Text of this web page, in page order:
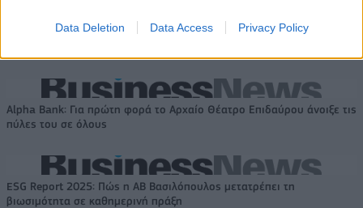
Data Deletion Data Access Privacy Policy
αναδιάρθρωσης
ΟΤΕ στη διεθνή σειρά δεικτών
Alpha Bank: Για πρώτη φορά το Αρχαίο Θέατρο Επιδαύρου άνοιξε τις
πύλες του σε όλους
ESG Report 2025: Πώς η ΑΒ Βασιλόπουλος μετατρέπει τη
βιωσιμότητα σε καθημερινή πράξη